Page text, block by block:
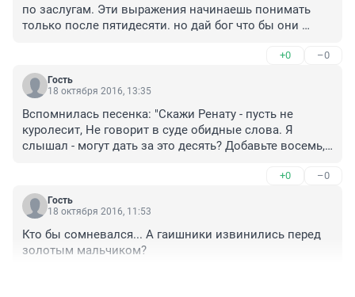
по заслугам. Эти выражения начинаешь понимать
только после пятидесяти. но дай бог что бы они
+0 –0
Гость
18 октября 2016, 13:35
Вспомнилась песенка: "Скажи Ренату - пусть не
куролесит, Не говорит в суде обидные слова. Я
слышал - могут дать за это десять? Добавьте восемь,
+0 –0
Гость
18 октября 2016, 11:53
Кто бы сомневался... А гаишники извинились перед
золотым мальчиком?